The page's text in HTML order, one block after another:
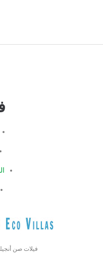
فيلات صن